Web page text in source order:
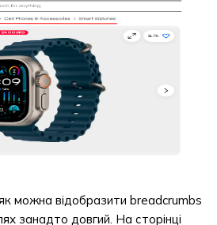
можна відобразити breadcrumbs
занадто довгий. На сторінці